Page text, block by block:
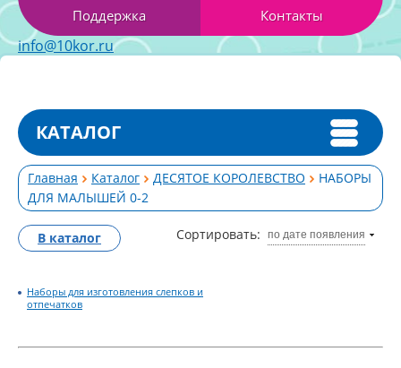
Поддержка Контакты
info@10kor.ru
КАТАЛОГ
Главная Каталог ДЕСЯТОЕ КОРОЛЕВСТВО
НАБОРЫ
ДЛЯ МАЛЫШЕЙ 0-2
Сортировать: по дате появления
В каталог
Наборы для изготовления слепков и
отпечатков